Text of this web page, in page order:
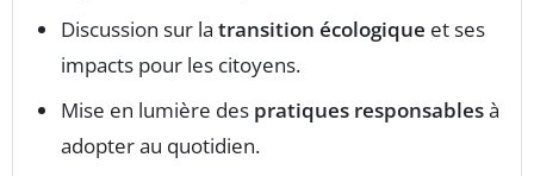
Discussion sur la transition écologique et ses
impacts pour les citoyens.
Mise en lumière des pratiques responsablesà
adopter au quotidien.